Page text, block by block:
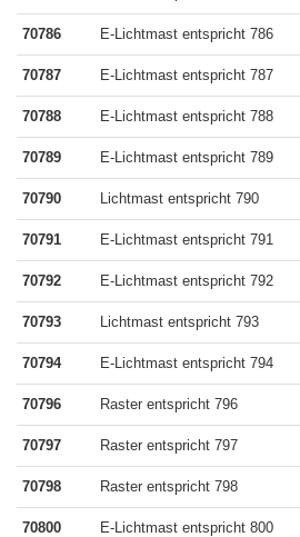
70786 E-Lichtmast entspricht 786
70787 E-Lichtmast entspricht 787
70788 E-Lichtmast entspricht 788
70789 E-Lichtmast entspricht 789
70790 Lichtmast entspricht 790
70791 E-Lichtmast entspricht 791
70792 E-Lichtmast entspricht 792
70793 Lichtmast entspricht 793
70794 E-Lichtmast entspricht 794
70796 Raster entspricht 796
70797 Raster entspricht 797
70798 Raster entspricht 798
70800 E-Lichtmast entspricht 800